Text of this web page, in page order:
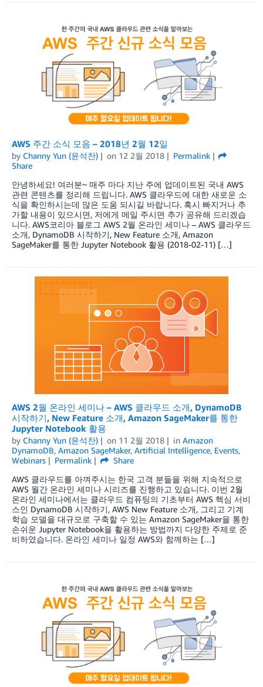
AWS 주간 소식 모음 – 2018년 2월 12일
by Channy Yun (윤석찬) on 12 2월 2018
Permalink
Share
안녕하세요! 여러분~ 매주 마다 지난 주에 업데이트된 국내 AWS
관련 콘텐츠를 정리해 드립니다. AWS 클라우드에 대한 새로운 소
식을 확인하시는데 많은 도움 되시길 바랍니다. 혹시 빠지거나 추
가할 내용이 있으시면, 저에게 메일 주시면 추가 공유해 드리겠습
니다. AWS코리아 블로그 AWS 2월 온라인 세미나 – AWS 클라우드
소개, DynamoDB 시작하기, New Feature 소개, Amazon
SageMaker를 통한 Jupyter Notebook 활용 (2018-02-11) […]
AWS 2월 온라인 세미나 – AWS 클라우드 소개, DynamoDB
시작하기, New Feature 소개, Amazon SageMaker를 통한
Jupyter Notebook 활용
by Channy Yun (윤석찬) on 11 2월 2018 in Amazon
DynamoDB, Amazon SageMaker, Artificial Intelligence, Events,
Webinars
Permalink
Share
AWS 클라우드를 아껴주시는 한국 고객 분들을 위해 지속적으로
AWS 월간 온라인 세미나 시리즈를 진행하고 있습니다. 이번 2월
온라인 세미나에서는 클라우드 컴퓨팅의 기초부터 AWS 핵심 서비
스인 DynamoDB 시작하기, AWS New Feature 소개, 그리고 기계
학습 모델을 대규모로 구축할 수 있는 Amazon SageMaker을 통한
손쉬운 Jupyter Notebook을 활용하는 방법까지 다양한 주제로 준
비하였습니다. 온라인 세미나 일정 AWS와 함께하는 […]